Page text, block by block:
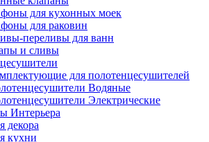
для кухонных моек
для раковин
переливы для ванн
и сливы
для полотенцесушителей
Водяные
Электрические
Интерьера
декора
кухни